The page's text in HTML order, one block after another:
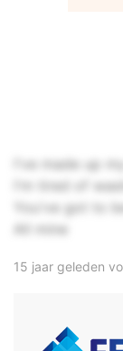
I've made up
I'm tired of
You've got to
All mine
15 jaar geleden